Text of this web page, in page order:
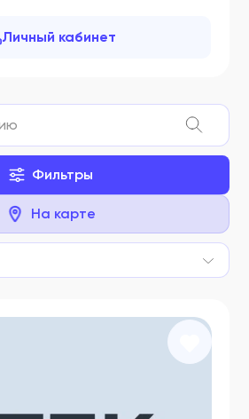
Личный кабинет
Фильтры
На карте